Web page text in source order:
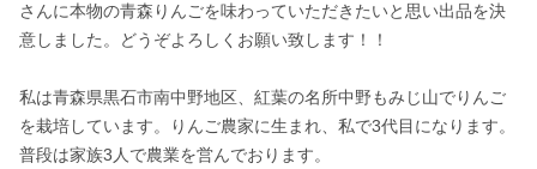
さんに本物の青森りんごを味わっていただきたいと思い出品を決
意しました。どうぞよろしくお願い致します！！
私は青森県黒石市南中野地区、紅葉の名所中野もみじ山でりんご
を栽培しています。りんご農家に生まれ、私で3代目になります。
普段は家族3人で農業を営んでおります。